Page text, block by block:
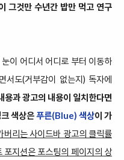
그것만 수년간 밥만 먹고 연구
이 어디서 어디로 부터 이동하
서도(거부감이 없는지) 독자에
용과 광고의 내용이 일치한다면
색상은푸른(Blue) 색상이 가
버리는 사이드바 광고의 클릭률
포지션은 포스팅의 페이지의 상